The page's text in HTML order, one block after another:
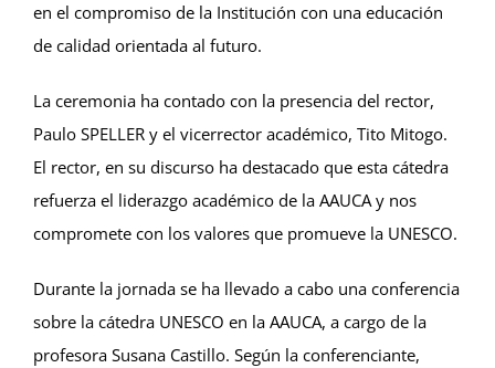
en el compromiso de la Institución con una educación
de calidad orientada al futuro.
La ceremonia ha contado con la presencia del rector,
Paulo SPELLER y el vicerrector académico, Tito Mitogo.
El rector, en su discurso ha destacado que esta cátedra
refuerza el liderazgo académico de la AAUCA y nos
compromete con los valores que promueve la UNESCO.
Durante la jornada se ha llevado a cabo una conferencia
sobre la cátedra UNESCO en la AAUCA, a cargo de la
profesora Susana Castillo. Según la conferenciante,